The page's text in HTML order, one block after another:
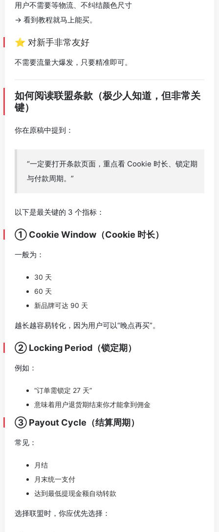
用户不需要等物流、不纠结颜色尺寸
→ 看到教程就马上能买。
⭐ 对新手非常友好
不需要流量大爆发，只要精准即可。
如何阅读联盟条款（极少人知道，但非常关
键）
你在原稿中提到：
“一定要打开条款页面，重点看 Cookie 时长、锁定期
与付款周期。”
以下是最关键的 3 个指标：
① Cookie Window（Cookie 时长）
一般为：
30 天
60 天
新品牌可达 90 天
越长越容易转化，因为用户可以“晚点再买”。
② Locking Period（锁定期）
例如：
“订单需锁定 27 天”
意味着用户退货期结束你才能拿到佣金
③ Payout Cycle（结算周期）
常见：
月结
月末统一支付
达到最低提现金额自动转款
选择联盟时，你应优先选择：